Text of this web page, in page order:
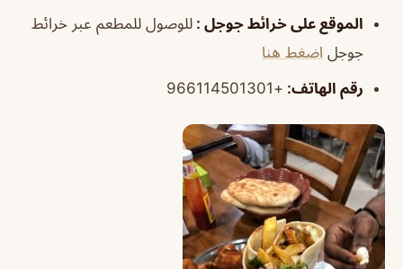
الموقع على خرائط جوجل : للوصول للمطعم عبر خرائط
جوجل اضغط هنا
رقم الهاتف: +966114501301